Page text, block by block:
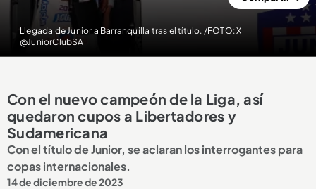
Llegada de Junior a Barranquilla tras el título. /FOTO: X
@JuniorClubSA
Con el nuevo campeón de la Liga, así
quedaron cupos a Libertadores y
Sudamericana
Con el título de Junior, se aclaran los interrogantes para
copas internacionales.
14 de diciembre de 2023